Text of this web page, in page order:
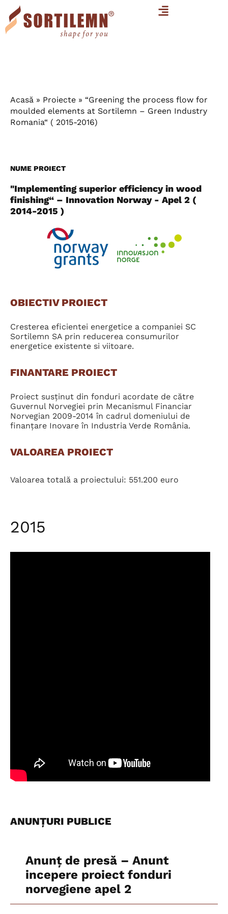
Acasă » Proiecte » “Greening the process flow for
moulded elements at Sortilemn – Green Industry
Romania“ ( 2015-2016)
NUME PROIECT
"Implementing superior efficiency in wood
finishing“ – Innovation Norway - Apel 2 (
2014-2015 )
OBIECTIV PROIECT
Cresterea eficientei energetice a companiei SC
Sortilemn SA prin reducerea consumurilor
energetice existente si viitoare.
FINANTARE PROIECT
Proiect susţinut din fonduri acordate de către
Guvernul Norvegiei prin Mecanismul Financiar
Norvegian 2009-2014 în cadrul domeniului de
finanţare Inovare în Industria Verde România.
VALOAREA PROIECT
Valoarea totală a proiectului: 551.200 euro
2015
ANUNȚURI PUBLICE
Anunț de presă – Anunt
incepere proiect fonduri
norvegiene apel 2